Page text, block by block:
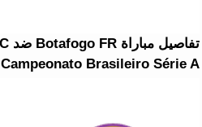
Campeonato Brasileiro Série A والمعلق